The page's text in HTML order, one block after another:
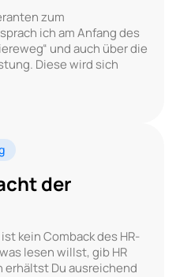
zum
ich am Anfang des
und auch über die
Diese wird sich
der
kein Comback des HR-
lesen willst, gib HR
erhältst Du ausreichend